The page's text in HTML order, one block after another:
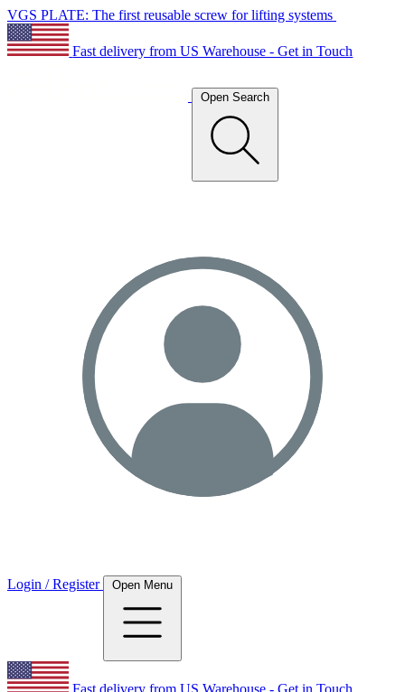
VGS PLATE: The first reusable screw for lifting systems
Fast delivery from US Warehouse - Get in Touch
Open Search
Login / Register Open Menu
Fast delivery from US Warehouse - Get in Touch